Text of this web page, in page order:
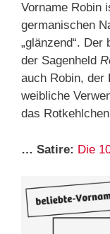
Vorname Robin
germanischen
„glänzend“.
der Sagenheld
auch Robin, der
weibliche
das
… Satire: Die